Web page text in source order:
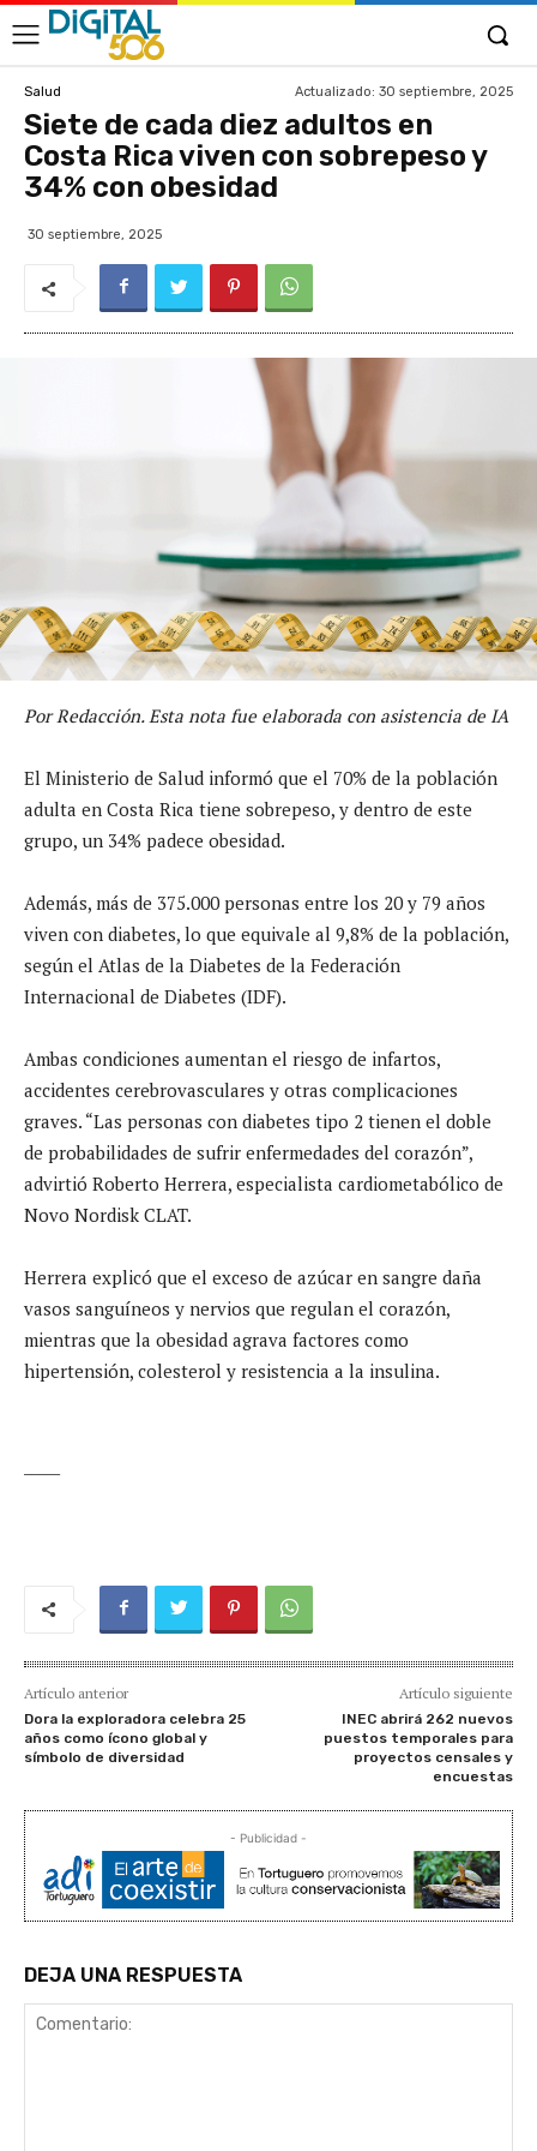
Salud Actualizado: 30 septiembre, 2025
Siete de cada diez adultos en
Costa Rica viven con sobrepeso y
34% con obesidad
30 septiembre, 2025
Por Redacción. Esta nota fue elaborada con asistencia de IA
El Ministerio de Salud informó que el 70% de la población
adulta en Costa Rica tiene sobrepeso, y dentro de este
grupo, un 34% padece obesidad.
Además, más de 375.000 personas entre los 20 y 79 años
viven con diabetes, lo que equivale al 9,8% de la población,
según el Atlas de la Diabetes de la Federación
Internacional de Diabetes (IDF).
Ambas condiciones aumentan el riesgo de infartos,
accidentes cerebrovasculares y otras complicaciones
graves. “Las personas con diabetes tipo 2 tienen el doble
de probabilidades de sufrir enfermedades del corazón”,
advirtió Roberto Herrera, especialista cardiometabólico de
Novo Nordisk CLAT.
Herrera explicó que el exceso de azúcar en sangre daña
vasos sanguíneos y nervios que regulan el corazón,
mientras que la obesidad agrava factores como
hipertensión, colesterol y resistencia a la insulina.
Artículo anterior
Dora la exploradora celebra 25
años como ícono global y
símbolo de diversidad
Artículo siguiente
INEC abrirá 262 nuevos
puestos temporales para
proyectos censales y
encuestas
- Publicidad -
DEJA UNA RESPUESTA